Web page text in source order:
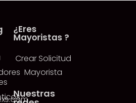
¿Eres
Mayoristas ?
Crear Solicitud
Mayorista
Nuestras